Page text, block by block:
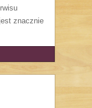
znacznie